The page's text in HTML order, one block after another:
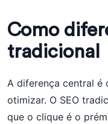
Como
tradicional
A diferença central é
otimizar. O SEO
que o clique é o